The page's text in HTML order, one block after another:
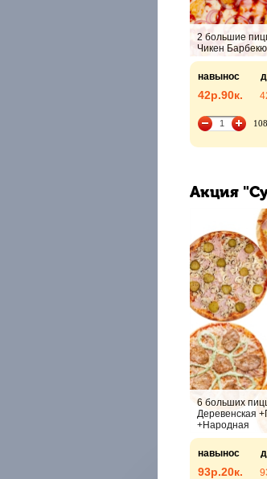
2 большие
Чикен
навынос
42р.90к.
Акция
6 больших
Деревенская
+Народная
навынос
93р.20к.